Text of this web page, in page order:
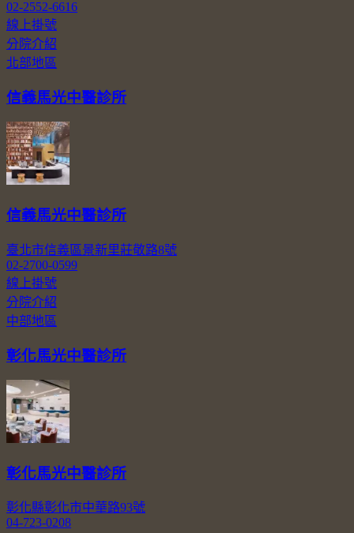
02-2552-6616
線上掛號
分院介紹
北部地區
信義馬光中醫診所
信義馬光中醫診所
臺北市信義區景新里莊敬路8號
02-2700-0599
線上掛號
分院介紹
中部地區
彰化馬光中醫診所
彰化馬光中醫診所
彰化縣彰化市中華路93號
04-723-0208